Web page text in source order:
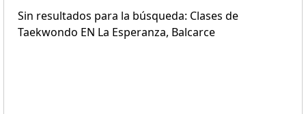
Sin resultados para la búsqueda: Clases de
Taekwondo EN La Esperanza, Balcarce